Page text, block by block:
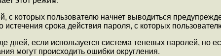
с которых пользователю начнет выводиться
истечения срока действия пароля, с которых
дней, если используется система теневых паролей, но
могут происходить ошибки округления.